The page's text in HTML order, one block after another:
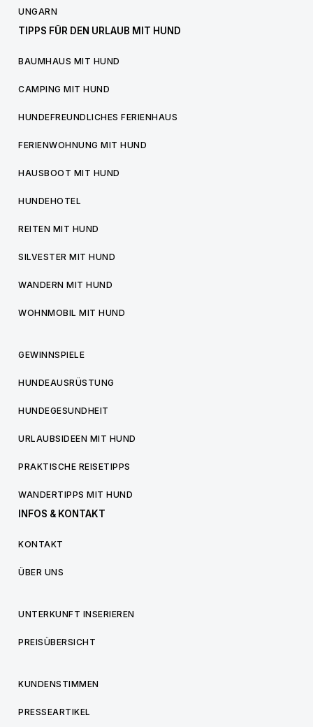
UNGARN
TIPPS FÜR DEN URLAUB MIT HUND
BAUMHAUS MIT HUND
CAMPING MIT HUND
HUNDEFREUNDLICHES FERIENHAUS
FERIENWOHNUNG MIT HUND
HAUSBOOT MIT HUND
HUNDEHOTEL
REITEN MIT HUND
SILVESTER MIT HUND
WANDERN MIT HUND
WOHNMOBIL MIT HUND
GEWINNSPIELE
HUNDEAUSRÜSTUNG
HUNDEGESUNDHEIT
URLAUBSIDEEN MIT HUND
PRAKTISCHE REISETIPPS
WANDERTIPPS MIT HUND
INFOS & KONTAKT
KONTAKT
ÜBER UNS
UNTERKUNFT INSERIEREN
PREISÜBERSICHT
KUNDENSTIMMEN
PRESSEARTIKEL